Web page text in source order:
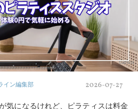
canva
イン編集部 2026-07-27
気になるけれど、ピラティスは料金